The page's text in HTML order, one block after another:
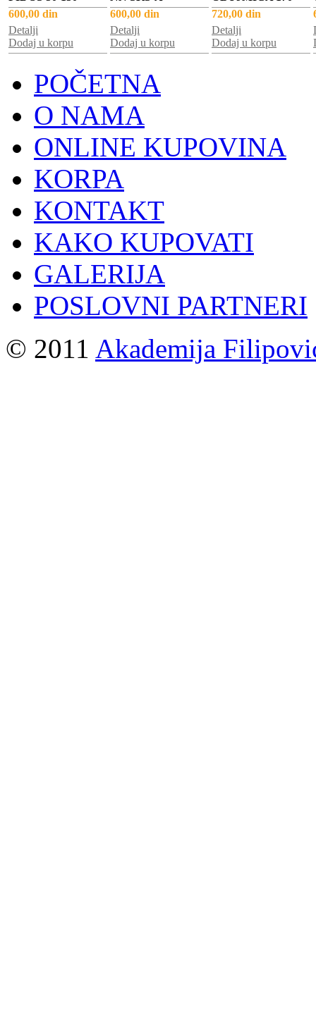
600,00 din
Detalji
Dodaj u korpu
600,00 din
Detalji
Dodaj u korpu
720,00 din
Detalji
Dodaj u korpu
POČETNA
O NAMA
ONLINE KUPOVINA
KORPA
KONTAKT
KAKO KUPOVATI
GALERIJA
POSLOVNI PARTNERI
© 2011 Akademija